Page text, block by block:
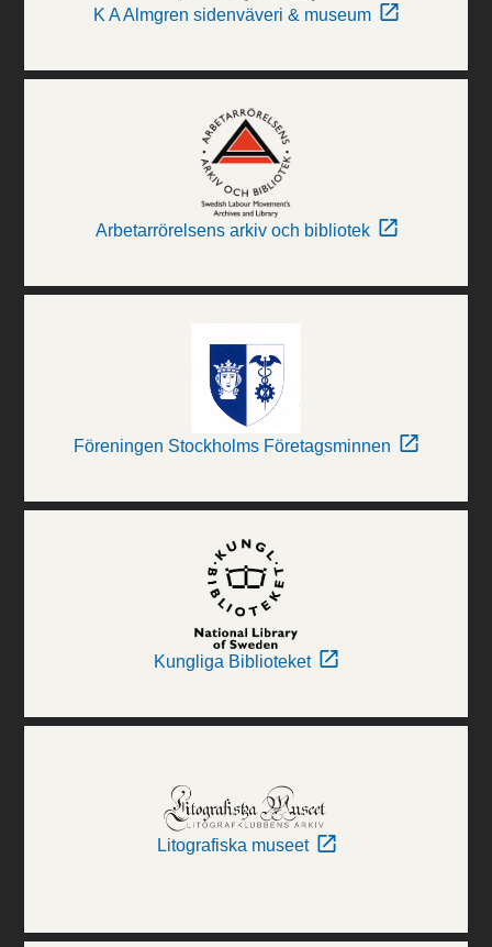
K A Almgren sidenväveri & museum
Arbetarrörelsens arkiv och bibliotek
Föreningen Stockholms Företagsminnen
Kungliga Biblioteket
Litografiska museet